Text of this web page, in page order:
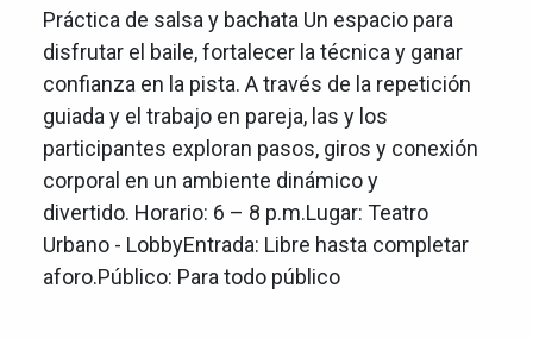
Práctica de salsa y bachata Un espacio para
disfrutar el baile, fortalecer la técnica y ganar
confianza en la pista. A través de la repetición
guiada y el trabajo en pareja, las y los
participantes exploran pasos, giros y conexión
corporal en un ambiente dinámico y
divertido. Horario: 6 – 8 p.m.Lugar: Teatro
Urbano - LobbyEntrada: Libre hasta completar
aforo.Público: Para todo público